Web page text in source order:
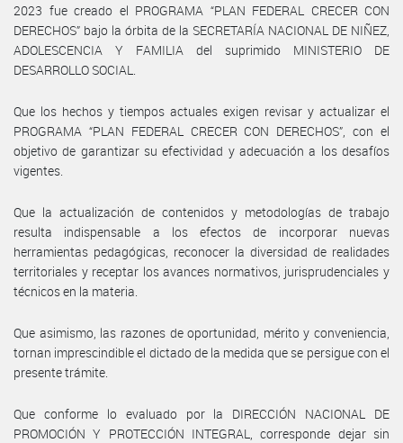
2023 fue creado el PROGRAMA “PLAN FEDERAL CRECER CON
DERECHOS” bajo la órbita de la SECRETARÍA NACIONAL DE NIÑEZ,
ADOLESCENCIA Y FAMILIA del suprimido MINISTERIO DE
DESARROLLO SOCIAL.
Que los hechos y tiempos actuales exigen revisar y actualizar el
PROGRAMA “PLAN FEDERAL CRECER CON DERECHOS”, con el
objetivo de garantizar su efectividad y adecuación a los desafíos
vigentes.
Que la actualización de contenidos y metodologías de trabajo
resulta indispensable a los efectos de incorporar nuevas
herramientas pedagógicas, reconocer la diversidad de realidades
territoriales y receptar los avances normativos, jurisprudenciales y
técnicos en la materia.
Que asimismo, las razones de oportunidad, mérito y conveniencia,
tornan imprescindible el dictado de la medida que se persigue con el
presente trámite.
Que conforme lo evaluado por la DIRECCIÓN NACIONAL DE
PROMOCIÓN Y PROTECCIÓN INTEGRAL, corresponde dejar sin